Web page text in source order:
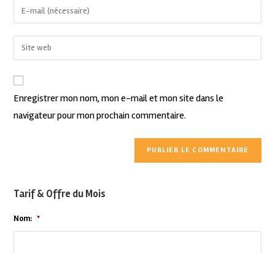
Enregistrer mon nom, mon e-mail et mon site dans le
navigateur pour mon prochain commentaire.
Tarif & Offre du Mois
Nom: *